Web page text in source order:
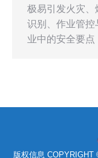
极易引发火灾、
识别、作业管
业中的安全要点
版权信息